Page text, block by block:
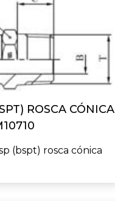
ROSCA CÓNICA
(bspt) rosca cónica